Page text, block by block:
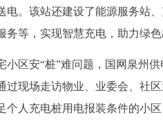
电。该站还建设了能源服务站
务等，实现智慧充电，助力绿色
小区安“桩”难问题，国网泉州
过现场走访物业、业委会、社
个人充电桩用电报装条件的小